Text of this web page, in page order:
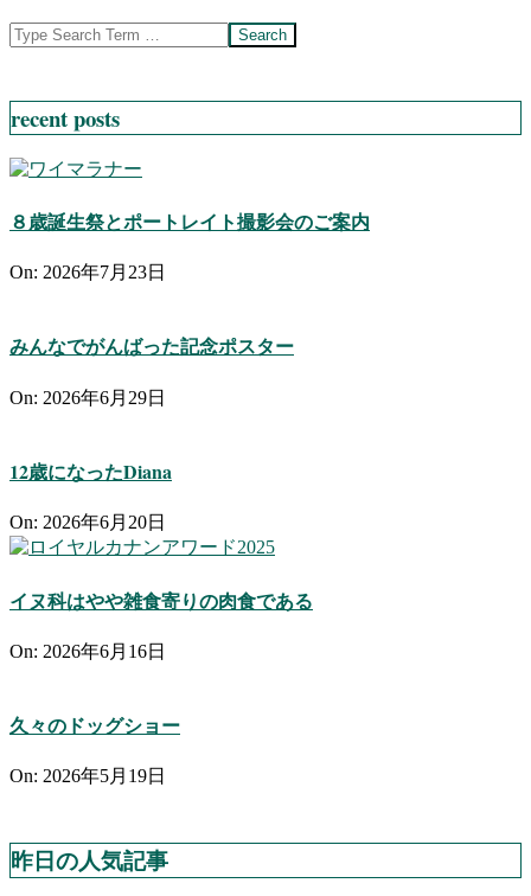
Search
recent posts
８歳誕生祭とポートレイト撮影会のご案内
On: 2026年7月23日
みんなでがんばった記念ポスター
On: 2026年6月29日
12歳になったDiana
On: 2026年6月20日
イヌ科はやや雑食寄りの肉食である
On: 2026年6月16日
久々のドッグショー
On: 2026年5月19日
昨日の人気記事